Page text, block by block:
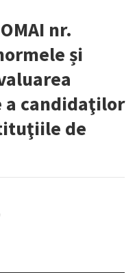
nr.
și
candidaţilor
de